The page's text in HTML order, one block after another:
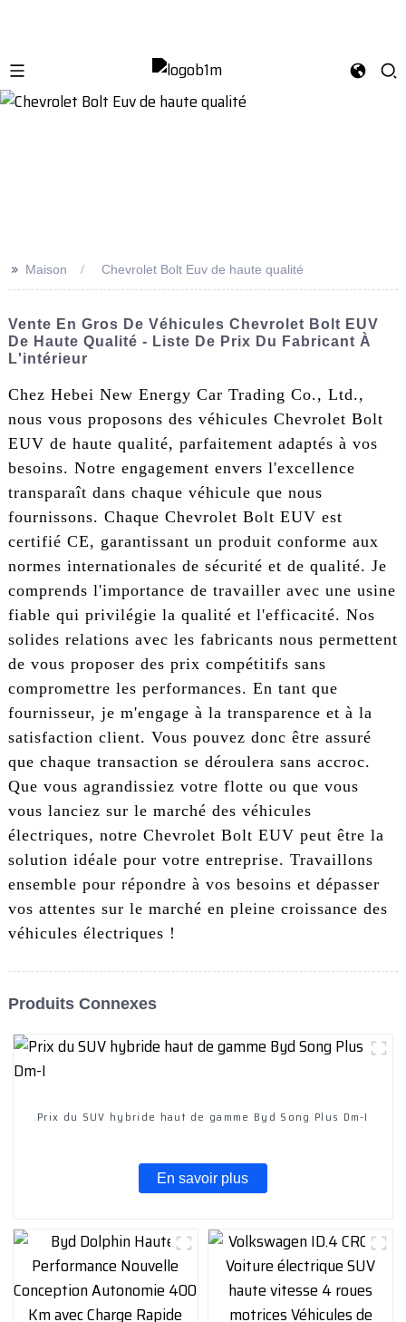
>> Maison Chevrolet Bolt Euv de haute qualité
Vente En Gros De Véhicules Chevrolet Bolt EUV
De Haute Qualité - Liste De Prix Du Fabricant À
L'intérieur
Chez Hebei New Energy Car Trading Co., Ltd.,
nous vous proposons des véhicules Chevrolet Bolt
EUV de haute qualité, parfaitement adaptés à vos
besoins. Notre engagement envers l'excellence
transparaît dans chaque véhicule que nous
fournissons. Chaque Chevrolet Bolt EUV est
certifié CE, garantissant un produit conforme aux
normes internationales de sécurité et de qualité. Je
comprends l'importance de travailler avec une usine
fiable qui privilégie la qualité et l'efficacité. Nos
solides relations avec les fabricants nous permettent
de vous proposer des prix compétitifs sans
compromettre les performances. En tant que
fournisseur, je m'engage à la transparence et à la
satisfaction client. Vous pouvez donc être assuré
que chaque transaction se déroulera sans accroc.
Que vous agrandissiez votre flotte ou que vous
vous lanciez sur le marché des véhicules
électriques, notre Chevrolet Bolt EUV peut être la
solution idéale pour votre entreprise. Travaillons
ensemble pour répondre à vos besoins et dépasser
vos attentes sur le marché en pleine croissance des
véhicules électriques !
Produits Connexes
Prix ​​du SUV hybride haut de gamme Byd Song Plus Dm-I
En savoir plus